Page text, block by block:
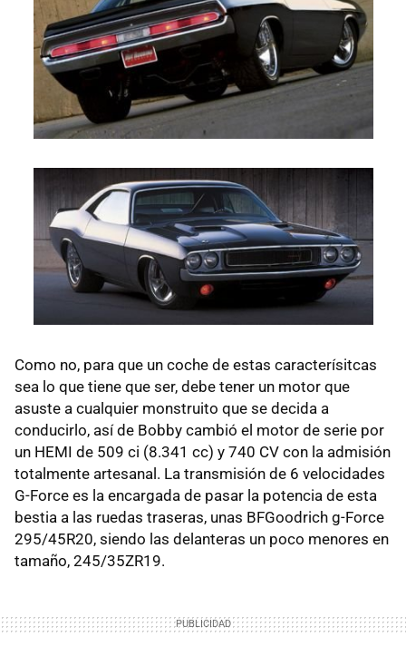
Como no, para que un coche de estas caracterísitcas
sea lo que tiene que ser, debe tener un motor que
asuste a cualquier monstruito que se decida a
conducirlo, así de Bobby cambió el motor de serie por
un HEMI de 509 ci (8.341 cc) y 740 CV con la admisión
totalmente artesanal. La transmisión de 6 velocidades
G-Force es la encargada de pasar la potencia de esta
bestia a las ruedas traseras, unas BFGoodrich g-Force
295/45R20, siendo las delanteras un poco menores en
tamaño, 245/35ZR19.